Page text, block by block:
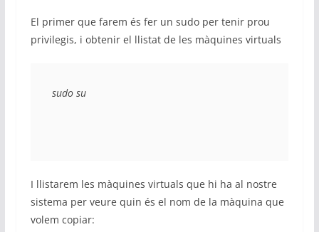
El primer que farem és fer un sudo per tenir prou
privilegis, i obtenir el llistat de les màquines virtuals
sudo su
I llistarem les màquines virtuals que hi ha al nostre
sistema per veure quin és el nom de la màquina que
volem copiar: